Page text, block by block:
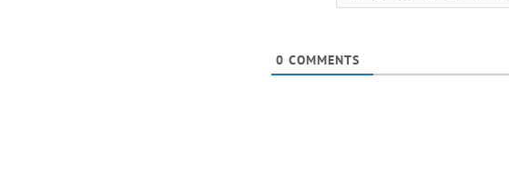
0 COMMENTS